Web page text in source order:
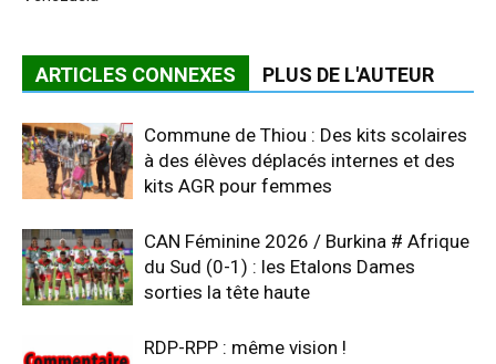
ARTICLES CONNEXES PLUS DE L'AUTEUR
Commune de Thiou : Des kits scolaires
à des élèves déplacés internes et des
kits AGR pour femmes
CAN Féminine 2026 / Burkina # Afrique
du Sud (0-1) : les Etalons Dames
sorties la tête haute
RDP-RPP : même vision !